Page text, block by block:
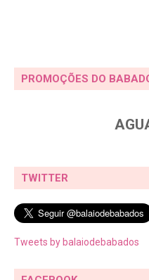
PROMOÇÕES DO
TWITTER
Tweets by balaiodebabados